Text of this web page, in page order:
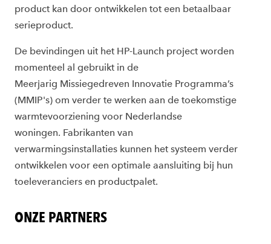
product kan door ontwikkelen tot een betaalbaar
serieproduct.
De bevindingen uit het HP-Launch project worden
momenteel al gebruikt in de
Meerjarig Missiegedreven Innovatie Programma’s
(MMIP's) om verder te werken aan de toekomstige
warmtevoorziening voor Nederlandse
woningen. Fabrikanten van
verwarmingsinstallaties kunnen het systeem verder
ontwikkelen voor een optimale aansluiting bij hun
toeleveranciers en productpalet.
ONZE PARTNERS